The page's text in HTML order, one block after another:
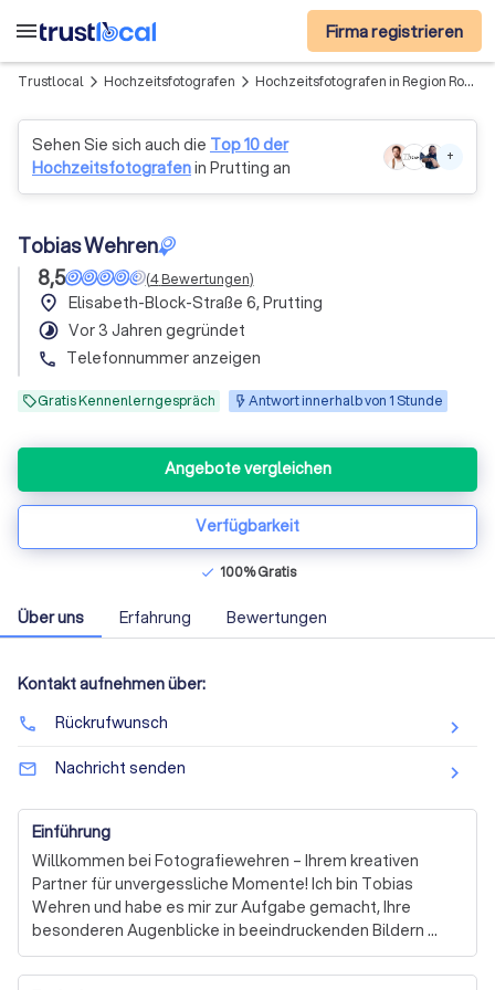
menu Firma registrieren
Trustlocal arrow_forward_ios Hochzeitsfotografen arrow_forward_ios Hochzeitsfotografen in Region Rosenheim
Sehen Sie sich auch die Top 10 der
Hochzeitsfotografenin Prutting an
+
Tobias Wehren
8,5
(4Bewertungen)
place Elisabeth-Block-Straße 6, Prutting
timelapse Vor 3 Jahren gegründet
phone Telefonnummer anzeigen
Gratis Kennenlerngespräch Antwort innerhalb von 1 Stunde
Angebote vergleichen
Verfügbarkeit
check 100% Gratis
Über uns Erfahrung Bewertungen
Kontakt aufnehmen über:
phone Rückrufwunsch
mail_outline Nachricht senden
Einführung
Willkommen bei Fotografiewehren – Ihrem kreativen
Partner für unvergessliche Momente! Ich bin Tobias
Wehren und habe es mir zur Aufgabe gemacht, Ihre
besonderen Augenblicke in beeindruckenden Bildern
festzuhalten. Ob Hochzeiten, Familienfeiern oder
individuelle Portraits – ich bringe meine Leidenschaft für